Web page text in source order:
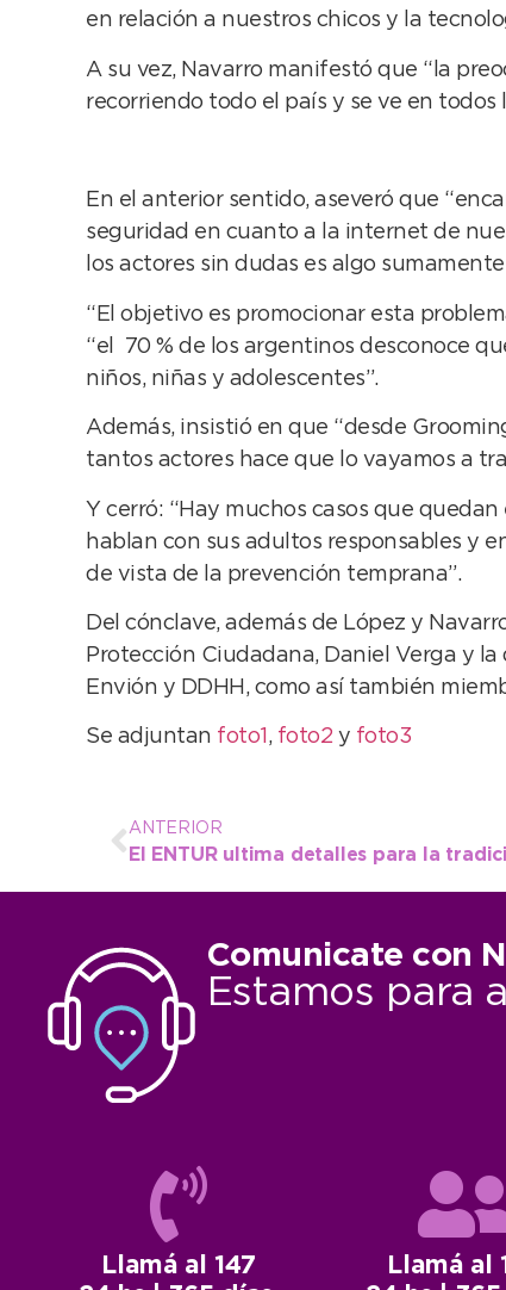
en relación a nuestros chicos y la
A su vez, Navarro manifestó que “la
recorriendo todo el país y se ve en
En el anterior sentido, aseveró que
seguridad en cuanto a la internet de
los actores sin dudas es algo
“El objetivo es promocionar esta
“el 70 % de los argentinos desconoce
niños, niñas y adolescentes”.
Además, insistió en que “desde
tantos actores hace que lo vayamos a
Y cerró: “Hay muchos casos que
hablan con sus adultos responsables y
de vista de la prevención temprana”.
Del cónclave, además de López y
Protección Ciudadana, Daniel Verga y
Envión y DDHH, como así también
Se adjuntan foto1 , foto2 y foto3
ANTERIOR
Comunicate con
Estamos para
Llamá al 147
Llamá al